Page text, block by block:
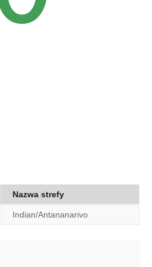
Nazwa strefy
Indian/Antananarivo